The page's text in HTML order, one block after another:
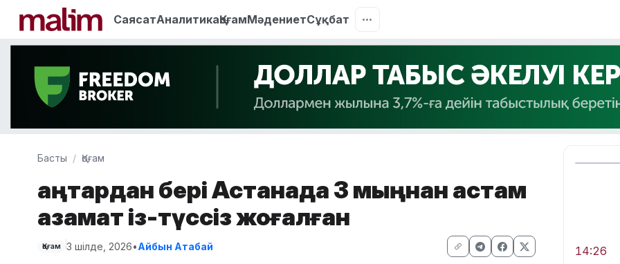
СаясатАналитикаҚоғамМәдениетСұқбат
Басты Қоғам
Қаңтардан бері Астанада 3 мыңнан астам
азамат із-түссіз жоғалған
Қоғам 3 шілде, 2026•Айбын Атабай 14:26